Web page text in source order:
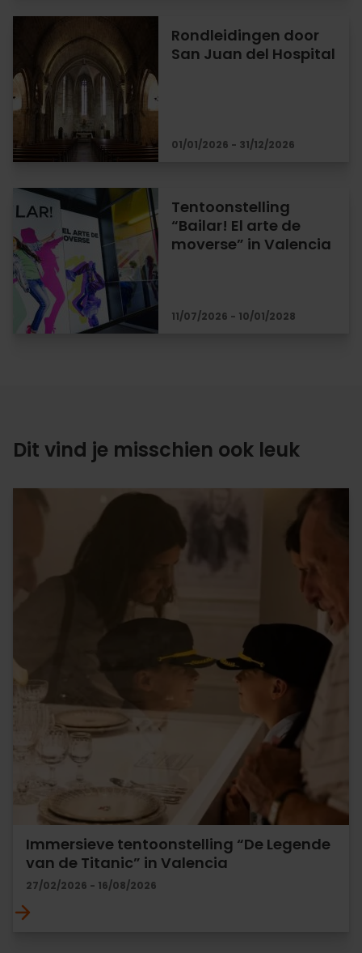
Rondleidingen door
San Juan del Hospital
01/01/2026 - 31/12/2026
Tentoonstelling
“Bailar! El arte de
moverse” in Valencia
11/07/2026 - 10/01/2028
Dit vind je misschien ook leuk
Immersieve tentoonstelling “De Legende
van de Titanic” in Valencia
27/02/2026 - 16/08/2026